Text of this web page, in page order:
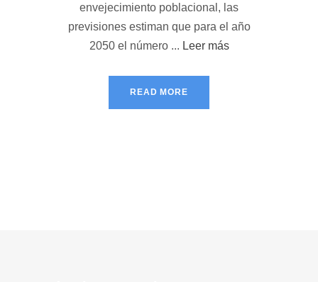
envejecimiento poblacional, las
previsiones estiman que para el año
2050 el número ... Leer más
READ MORE